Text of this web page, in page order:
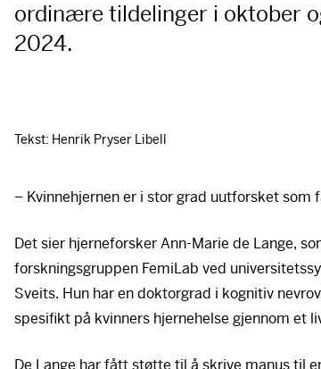
ordinære tildelinger i oktober
2024.
Tekst: Henrik Pryser Libell
– Kvinnehjernen er i stor grad uutforsket som
Det sier hjerneforsker Ann-Marie de Lange,
forskningsgruppen FemiLab ved
Sveits. Hun har en doktorgrad i kognitiv
spesifikt på kvinners hjernehelse gjennom et
De Lange har fått støtte til å skrive manus til